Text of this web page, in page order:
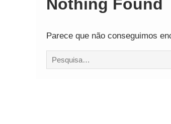
Nothing Found
Parece que não conseguimos
Procurar
por: